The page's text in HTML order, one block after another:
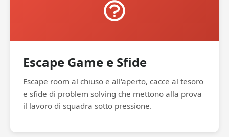
Escape Game e Sfide
Escape room al chiuso e all'aperto, cacce al tesoro
e sfide di problem solving che mettono alla prova
il lavoro di squadra sotto pressione.